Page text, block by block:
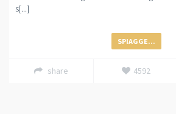
s[...]
SPIAGGE...
share 4592